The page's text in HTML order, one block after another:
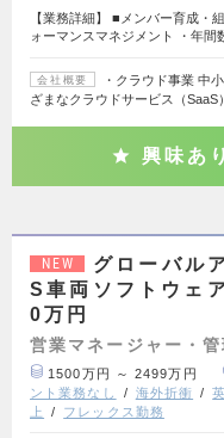
【業務詳細】 ■メンバー育成・
ォーマンスマネジメント ・年間
会社概要
・クラウド事業 中
ざまなクラウドサービス（
興味あり
NEW
グローバル
S車両ソフトウェ
0万円
営業マネージャー・管
1500万円 ～ 2499万円
ント業務なし
海外折衝
上
フレックス勤務